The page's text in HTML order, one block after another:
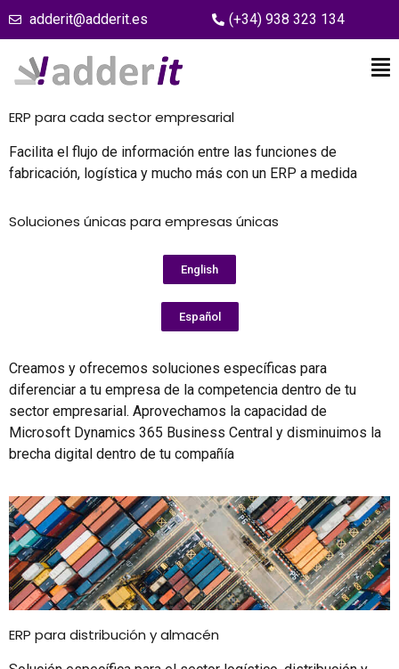
adderit@adderit.es (+34) 938 323 134
ERP para cada sector empresarial
Facilita el flujo de información entre las funciones de
fabricación, logística y mucho más con un ERP a medida
Soluciones únicas para empresas únicas
English
Español
Creamos y ofrecemos soluciones específicas para
diferenciar a tu empresa de la competencia dentro de tu
sector empresarial. Aprovechamos la capacidad de
Microsoft Dynamics 365 Business Central y disminuimos la
brecha digital dentro de tu compañía
ERP para distribución y almacén